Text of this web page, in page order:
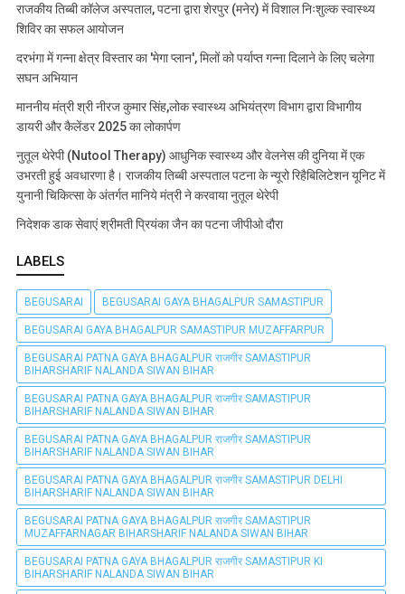
राजकीय तिब्बी कॉलेज अस्पताल, पटना द्वारा शेरपुर (मनेर) में विशाल निःशुल्क स्वास्थ्य
शिविर का सफल आयोजन
दरभंगा में गन्ना क्षेत्र विस्तार का 'मेगा प्लान', मिलों को पर्याप्त गन्ना दिलाने के लिए चलेगा
सघन अभियान
माननीय मंत्री श्री नीरज कुमार सिंह,लोक स्वास्थ्य अभियंत्रण विभाग द्वारा विभागीय
डायरी और कैलेंडर 2025 का लोकार्पण
नुतूल थेरेपी (Nutool Therapy) आधुनिक स्वास्थ्य और वेलनेस की दुनिया में एक
उभरती हुई अवधारणा है। राजकीय तिब्बी अस्पताल पटना के न्यूरो रिहैबिलिटेशन यूनिट में
युनानी चिकित्सा के अंतर्गत मानिये मंत्री ने करवाया नुतूल थेरेपी
निदेशक डाक सेवाएं श्रीमती प्रियंका जैन का पटना जीपीओ दौरा
LABELS
BEGUSARAI BEGUSARAI GAYA BHAGALPUR SAMASTIPUR
BEGUSARAI GAYA BHAGALPUR SAMASTIPUR MUZAFFARPUR
BEGUSARAI PATNA GAYA BHAGALPUR राजगीर SAMASTIPUR
BIHARSHARIF NALANDA SIWAN BIHAR
BEGUSARAI PATNA GAYA BHAGALPUR राजगीर SAMASTIPUR
BIHARSHARIF NALANDA SIWAN BIHAR
BEGUSARAI PATNA GAYA BHAGALPUR राजगीर SAMASTIPUR
BIHARSHARIF NALANDA SIWAN BIHAR
BEGUSARAI PATNA GAYA BHAGALPUR राजगीर SAMASTIPUR DELHI
BIHARSHARIF NALANDA SIWAN BIHAR
BEGUSARAI PATNA GAYA BHAGALPUR राजगीर SAMASTIPUR
MUZAFFARNAGAR BIHARSHARIF NALANDA SIWAN BIHAR
BEGUSARAI PATNA GAYA BHAGALPUR राजगीर SAMASTIPUR KI
BIHARSHARIF NALANDA SIWAN BIHAR